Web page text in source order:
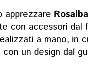
apprezzare
con accessori dal
a mano, in
un design dal